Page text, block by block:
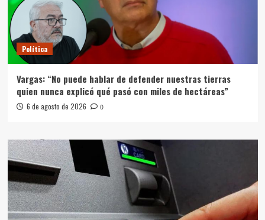
Política
Vargas: “No puede hablar de defender nuestras tierras
quien nunca explicó qué pasó con miles de hectáreas”
6 de agosto de 2026 0